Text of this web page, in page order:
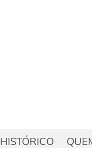
HISTÓRICO